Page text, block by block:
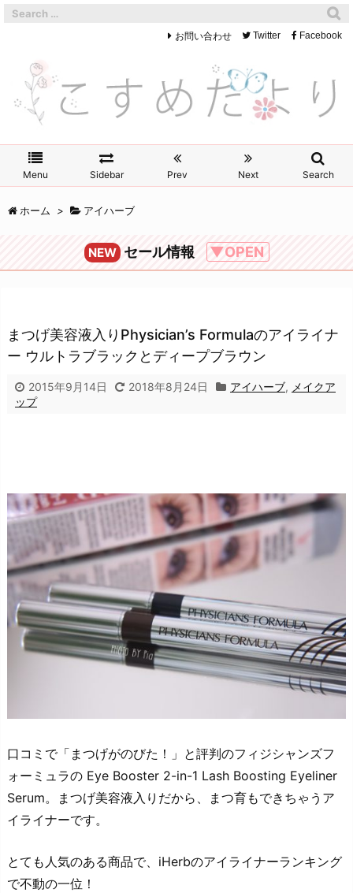
Menu Sidebar Prev Next Search
お問い合わせ Twitter Facebook
ホーム > アイハーブ
NEW セール情報 ▼OPEN
まつげ美容液入りPhysician’s Formulaのアイライナ
ー ウルトラブラックとディープブラウン
2015年9月14日 2018年8月24日 アイハーブ, メイクア
ップ
口コミで「まつげがのびた！」と評判のフィジシャンズフ
ォーミュラの Eye Booster 2-in-1 Lash Boosting Eyeliner
Serum。まつげ美容液入りだから、まつ育もできちゃうア
イライナーです。
とても人気のある商品で、iHerbのアイライナーランキング
で不動の一位！